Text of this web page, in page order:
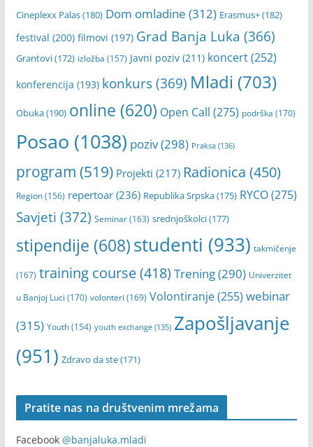
Cineplexx Palas(180) Dom omladine (312) Erasmus+(182)
festival (200) filmovi (197) Grad Banja Luka (366)
Grantovi(172) izložba (157) Javni poziv(211) koncert(252)
konferencija (193) konkurs(369) Mladi (703)
Obuka(190) online (620) Open Call (275) podrška (170)
Posao (1038) poziv(298) Praksa(136)
program (519) Projekti (217) Radionica (450)
Region(156) repertoar(236) Republika Srpska(175) RYCO(275)
Savjeti (372) Seminar(163) srednjoškolci(177)
stipendije (608)studenti (933) takmičenje
(167) training course(418) Trening(290) Univerzitet
u Banjoj Luci (170) volonteri (169) Volontiranje(255) webinar
(315) Youth(154) youth exchange(135) Zapošljavanje
(951) Zdravo da ste(171)
Pratite nas na društvenim mrežama
Facebook @banjaluka.mladi